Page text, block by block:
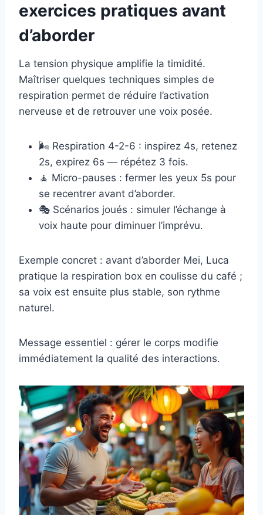
exercices pratiques avant
d’aborder
La tension physique amplifie la timidité.
Maîtriser quelques techniques simples de
respiration permet de réduire l’activation
nerveuse et de retrouver une voix posée.
🌬️ Respiration 4-2-6 : inspirez 4s, retenez
2s, expirez 6s — répétez 3 fois.
🧘 Micro-pauses : fermer les yeux 5s pour
se recentrer avant d’aborder.
🎭 Scénarios joués : simuler l’échange à
voix haute pour diminuer l’imprévu.
Exemple concret : avant d’aborder Mei, Luca
pratique la respiration box en coulisse du café ;
sa voix est ensuite plus stable, son rythme
naturel.
Message essentiel : gérer le corps modifie
immédiatement la qualité des interactions.